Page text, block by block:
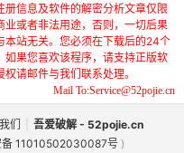
信息及软件的解密分析文章仅限
或者非法用途，否则，一切后果
本站无关。您必须在下载后的24个
果您喜欢该程序，请支持正版软
请邮件与我们联系处理。
Mail To:Service@52pojie.cn
们
吾爱破解 - 52pojie.cn
11010502030087号 )